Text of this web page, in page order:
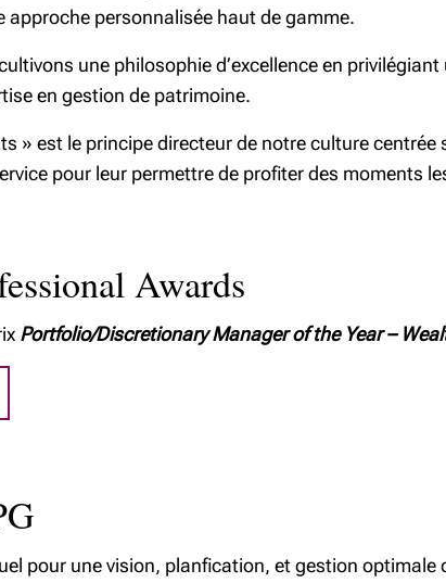
personnalisée haut de gamme.
une philosophie d’excellence en
en gestion de patrimoine.
» est le principe directeur de notre culture
pour leur permettre de profiter des moments
Awards
Portfolio/Discretionary Manager of the Year –
pour une vision, planfication, et gestion optimale